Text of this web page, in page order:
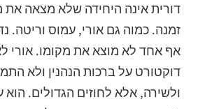
דורית אינה היחידה שלא מצאה את
זמנה. כמוה גם אורי, עמוס וריטה.
אף אחד לא מוצא את מקומו. אורי
דוקטורט על ברכות הנהנין ולא
ולשירה, אלא לחוזים הגדולים. הוא